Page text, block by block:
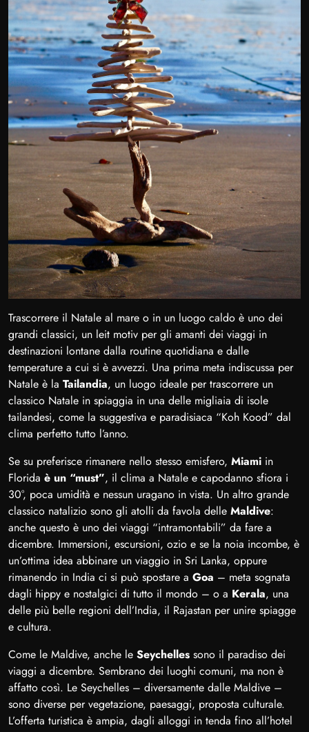
Trascorrere il Natale al mare o in un luogo caldo è uno dei
grandi classici, un leit motiv per gli amanti dei viaggi in
destinazioni lontane dalla routine quotidiana e dalle
temperature a cui si è avvezzi. Una prima meta indiscussa per
Natale è la Tailandia, un luogo ideale per trascorrere un
classico Natale in spiaggia in una delle migliaia di isole
tailandesi, come la suggestiva e paradisiaca “Koh Kood” dal
clima perfetto tutto l’anno.
Se su preferisce rimanere nello stesso emisfero, Miami in
Florida è un “must”, il clima a Natale e capodanno sfiora i
30°, poca umidità e nessun uragano in vista. Un altro grande
classico natalizio sono gli atolli da favola delle Maldive:
anche questo è uno dei viaggi “intramontabili” da fare a
dicembre. Immersioni, escursioni, ozio e se la noia incombe, è
un’ottima idea abbinare un viaggio in Sri Lanka, oppure
rimanendo in India ci si può spostare a Goa – meta sognata
dagli hippy e nostalgici di tutto il mondo – o a Kerala, una
delle più belle regioni dell’India, il Rajastan per unire spiagge
e cultura.
Come le Maldive, anche le Seychelles sono il paradiso dei
viaggi a dicembre. Sembrano dei luoghi comuni, ma non è
affatto così. Le Seychelles – diversamente dalle Maldive –
sono diverse per vegetazione, paesaggi, proposta culturale.
L’offerta turistica è ampia, dagli alloggi in tenda fino all’hotel